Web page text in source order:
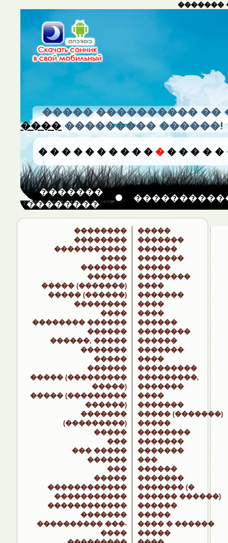
�������
����� ���������� ��
���� ��������� ������!
� � � � � � � � � � � � � � � �
�������
��������
��������
��������
�����������
����
�������
������
����� (�������)
����� (������)
��������
����
�������� ������
������
������, �����
�������
�����
������
����� (���������
�����)
����� (���������
������)
�������
(���������)
�����
���
��� �����
������
���
�����
������������
�����������
������������
�������
���������� ���-
����
�����
�������
������
�������
�����
��������
����
�������
����
����
������
��������
������
�������
����
���������
���������,
�������
����
�������
����� (�������)
�����
��������
�������
�������
���
������
�������
������� (�
������ ������)
������
�����
���� � ������
�����